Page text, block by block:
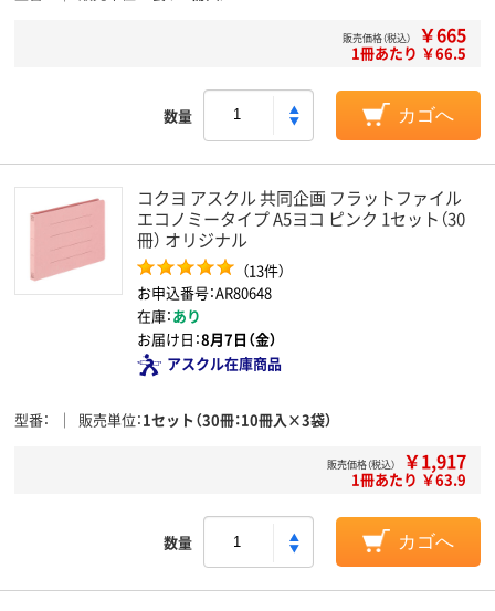
販売価格（税込） ￥665
1冊あたり ￥66.5
数量 カゴへ
コクヨ アスクル 共同企画 フラットファイル
エコノミータイプ A5ヨコ ピンク 1セット（30
冊） オリジナル
（13件）
お申込番号：AR80648
在庫：あり
お届け日：8月7日（金）
アスクル在庫商品
型番 販売単位 1セット（30冊：10冊入×3袋）
販売価格（税込） ￥1,917
1冊あたり ￥63.9
数量 カゴへ